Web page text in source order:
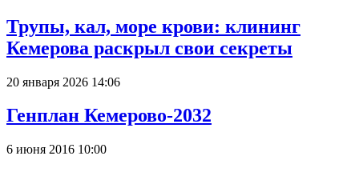
Трупы, кал, море крови: клининг
Кемерова раскрыл свои секреты
20 января 2026 14:06
Генплан Кемерово-2032
6 июня 2016 10:00